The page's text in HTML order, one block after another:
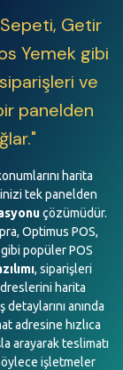
Getir
Yemek gibi
ve
panelden
harita
tek panelden
çözümüdür.
Optimus POS,
popüler POS
, siparişleri
harita
anında
adresine hızlıca
arayarak teslimatı
işletmeler